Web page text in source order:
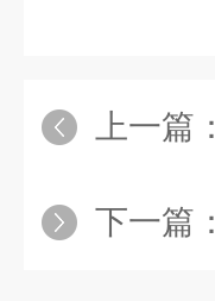
上一篇：
下一篇：